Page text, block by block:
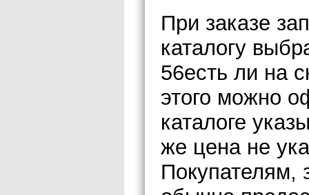
При заказе
каталогу
56есть ли на
этого можно
каталоге
же цена не